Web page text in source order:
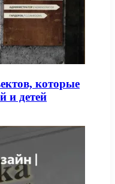
которые
и детей